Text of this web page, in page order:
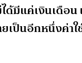
แค่เงินเดือน
ยเป็นอีกหนึ่งค่